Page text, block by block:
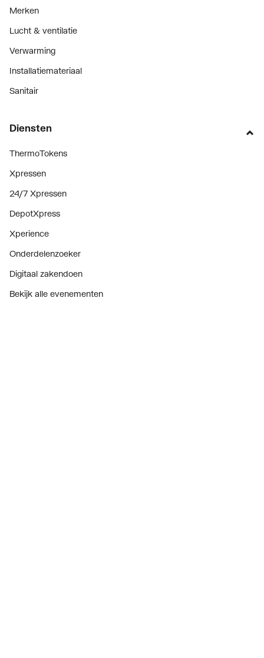
Merken
Lucht & ventilatie
Verwarming
Installatiemateriaal
Sanitair
Diensten
ThermoTokens
Xpressen
24/7 Xpressen
DepotXpress
Xperience
Onderdelenzoeker
Digitaal zakendoen
Bekijk alle evenementen